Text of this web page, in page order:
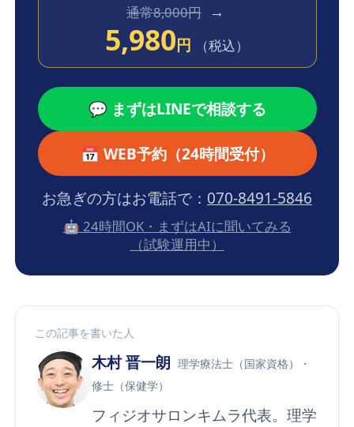
通常8,000円 →
5,980円 （税込）
💬 まずはLINEで相談する
📅 WEB予約（24時間受付）
お急ぎの方はお電話で： 070-8491-5846
🤖 24時間OK・まずはAIに聞いてみる
（試験運用中）
この記事を書いた人
木村 晋一朗 理学療法士（国家資格）・
修士（保健学）
フィジオサロンキムラ代表。理学